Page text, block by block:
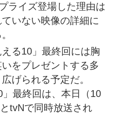
ライズ登場した理由は
いない映像の詳細に
る10」最終回には胸
をプレゼントする多
げられる予定だ。
」最終回は、本日（10
tvNで同時放送され